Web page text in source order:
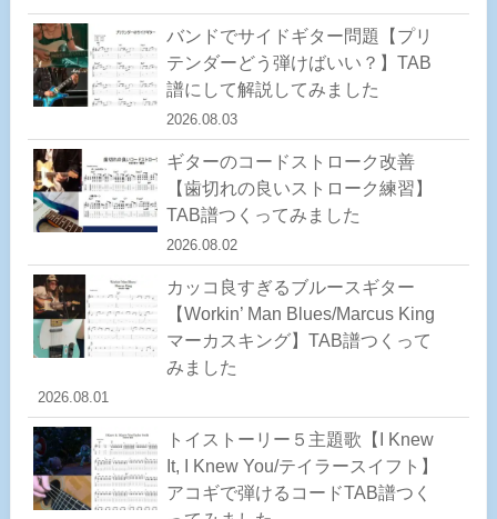
バンドでサイドギター問題【プリ
テンダーどう弾けばいい？】TAB
譜にして解説してみました
2026.08.03
ギターのコードストローク改善
【歯切れの良いストローク練習】
TAB譜つくってみました
2026.08.02
カッコ良すぎるブルースギター
【Workin’ Man Blues/Marcus King
マーカスキング】TAB譜つくって
みました
2026.08.01
トイストーリー５主題歌【I Knew
It, I Knew You/テイラースイフト】
アコギで弾けるコードTAB譜つく